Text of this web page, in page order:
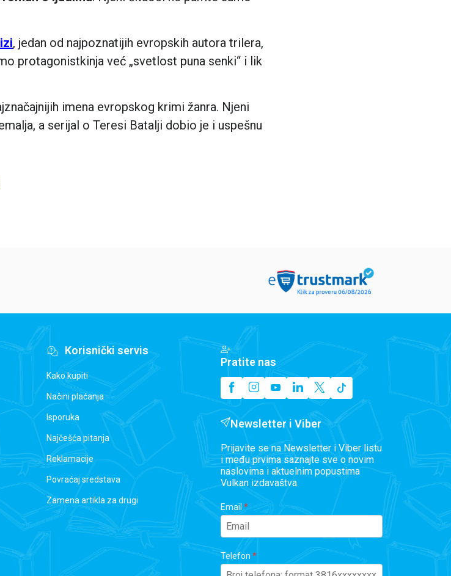
, jedan od najpoznatijih evropskih autora trilera,
protagonistkinja već „svetlost puna senki“ i lik
imena evropskog krimi žanra. Njeni
a serijal o Teresi Batalji dobio je i uspešnu
Korisnički servis
Kako kupiti
Načini plaćanja
Isporuka
Najčešća pitanja
Reklamacije
Povraćaj sredstava
Zamena artikla za drugi
Pratite nas
Newsletter i Viber
Prijavite se na Newsletter i Viber listu
i među prvima saznajte sve o novim
naslovima i aktuelnim popustima
Vulkan izdavaštva.
Email
Telefon